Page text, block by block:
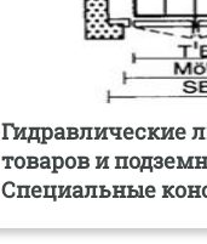
Гидравлические
товаров и
Специальные